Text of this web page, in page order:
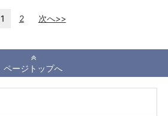
1 2 次へ>>
ページトップへ